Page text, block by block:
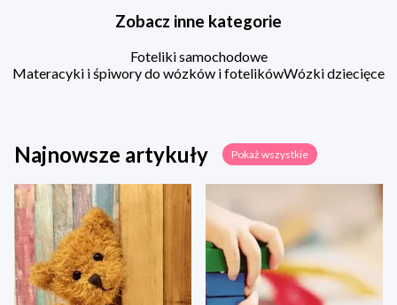
Zobacz inne kategorie
Foteliki samochodowe
Materacyki i śpiwory do wózków i fotelikówWózki dziecięce
Najnowsze artykuły Pokaż wszystkie